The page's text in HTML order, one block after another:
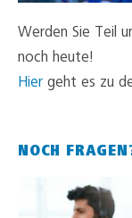
Werden Sie Teil
noch heute!
Hier geht es zu
NOCH